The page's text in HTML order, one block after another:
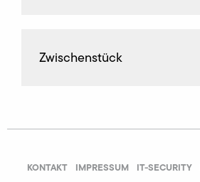
Zwischenstück
KONTAKT IMPRESSUM IT-SECURITY